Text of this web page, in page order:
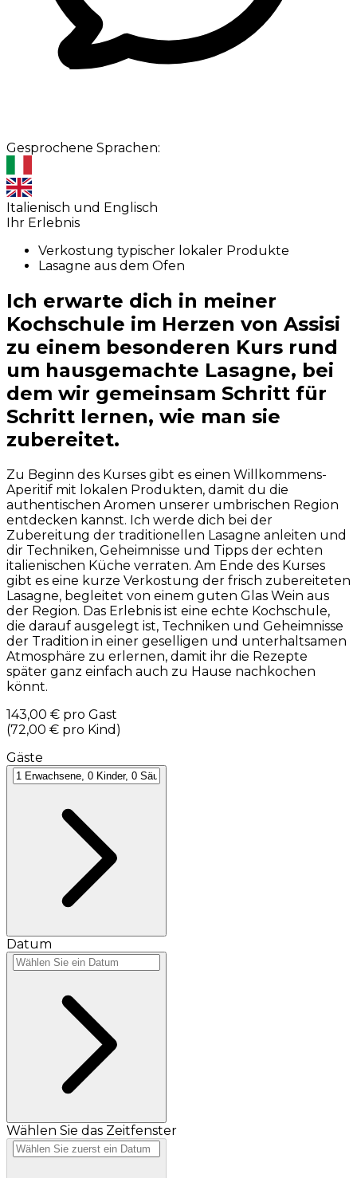
Gesprochene Sprachen:
Italienisch und Englisch
Ihr Erlebnis
Verkostung typischer lokaler Produkte
Lasagne aus dem Ofen
Ich erwarte dich in meiner
Kochschule im Herzen von Assisi
zu einem besonderen Kurs rund
um hausgemachte Lasagne, bei
dem wir gemeinsam Schritt für
Schritt lernen, wie man sie
zubereitet.
Zu Beginn des Kurses gibt es einen Willkommens-
Aperitif mit lokalen Produkten, damit du die
authentischen Aromen unserer umbrischen Region
entdecken kannst. Ich werde dich bei der
Zubereitung der traditionellen Lasagne anleiten und
dir Techniken, Geheimnisse und Tipps der echten
italienischen Küche verraten. Am Ende des Kurses
gibt es eine kurze Verkostung der frisch zubereiteten
Lasagne, begleitet von einem guten Glas Wein aus
der Region. Das Erlebnis ist eine echte Kochschule,
die darauf ausgelegt ist, Techniken und Geheimnisse
der Tradition in einer geselligen und unterhaltsamen
Atmosphäre zu erlernen, damit ihr die Rezepte
später ganz einfach auch zu Hause nachkochen
könnt.
143,00 € pro Gast
(72,00 € pro Kind )
Gäste
Datum
Wählen Sie das Zeitfenster